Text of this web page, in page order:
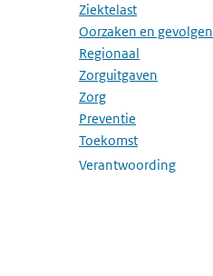
Ziektelast
Oorzaken en gevolgen
Regionaal
Zorguitgaven
Zorg
Preventie
Toekomst
Verantwoording